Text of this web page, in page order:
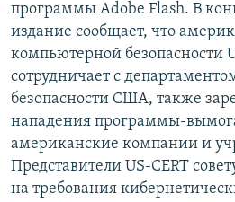
программы Adobe Flash. В
издание сообщает, что
компьютерной безопасности
сотрудничает с
безопасности США, также
нападения программы-
американские компании и
Представители US-CERT
на требования